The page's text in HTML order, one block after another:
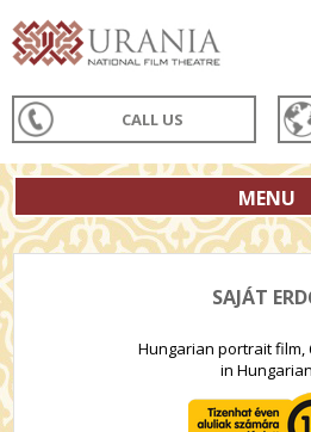
CALL US
MENU
SAJÁT
Hungarian portrait film,
in Hungarian